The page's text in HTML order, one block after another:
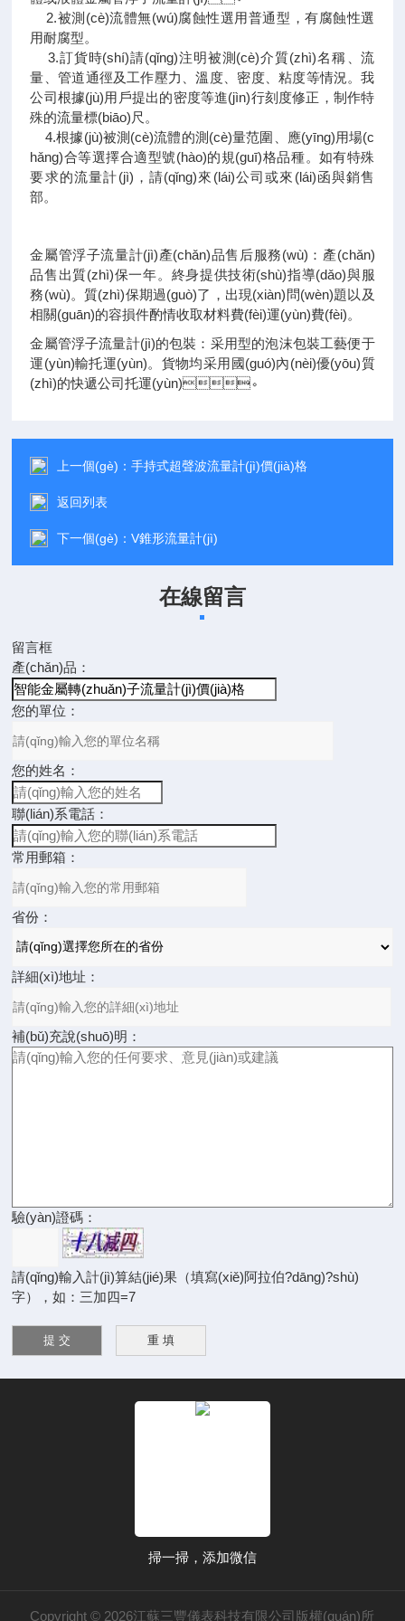
2.被測(cè)流體無(wú)腐蝕性選用普通型，有腐蝕性選
用耐腐型。
3.訂貨時(shí)請(qǐng)注明被測(cè)介質(zhì)名稱、流
量、管道通徑及工作壓力、溫度、密度、粘度等情況。我
公司根據(jù)用戶提出的密度等進(jìn)行刻度修正，制作特
殊的流量標(biāo)尺。
4.根據(jù)被測(cè)流體的測(cè)量范圍、應(yīng)用場(c
hǎng)合等選擇合適型號(hào)的規(guī)格品種。如有特殊
要求的流量計(jì)，請(qǐng)來(lái)公司或來(lái)函與銷售
部。
金屬管浮子流量計(jì)產(chǎn)品售后服務(wù)：產(chǎn)
品售出質(zhì)保一年。終身提供技術(shù)指導(dǎo)與服
務(wù)。質(zhì)保期過(guò)了，出現(xiàn)問(wèn)題以及
相關(guān)的容損件酌情收取材料費(fèi)運(yùn)費(fèi)。
金屬管浮子流量計(jì)的包裝：采用型的泡沫包裝工藝便于
運(yùn)輸托運(yùn)。貨物均采用國(guó)內(nèi)優(yōu)質
(zhì)的快遞公司托運(yùn)。
上一個(gè)：手持式超聲波流量計(jì)價(jià)格
返回列表
下一個(gè)：V錐形流量計(jì)
在線留言
留言框
產(chǎn)品：
您的單位：
您的姓名：
聯(lián)系電話：
常用郵箱：
省份：
詳細(xì)地址：
補(bǔ)充說(shuō)明：
驗(yàn)證碼：
請(qǐng)輸入計(jì)算結(jié)果（填寫(xiě)阿拉伯?dāng)?shù)
字），如：三加四=7
掃一掃，添加微信
Copyright © 2026江蘇三豐儀表科技有限公司版權(quán)所